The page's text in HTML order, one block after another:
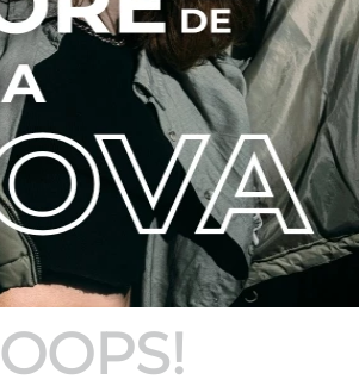
OOPS!